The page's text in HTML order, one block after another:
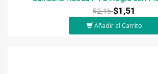
$2,15$1,51
Añadir al Carrito